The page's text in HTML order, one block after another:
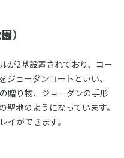
）
が2基設置されており、コー
ジョーダンコートといい、
贈り物、ジョーダンの手形
地のようになっています。
イができます。